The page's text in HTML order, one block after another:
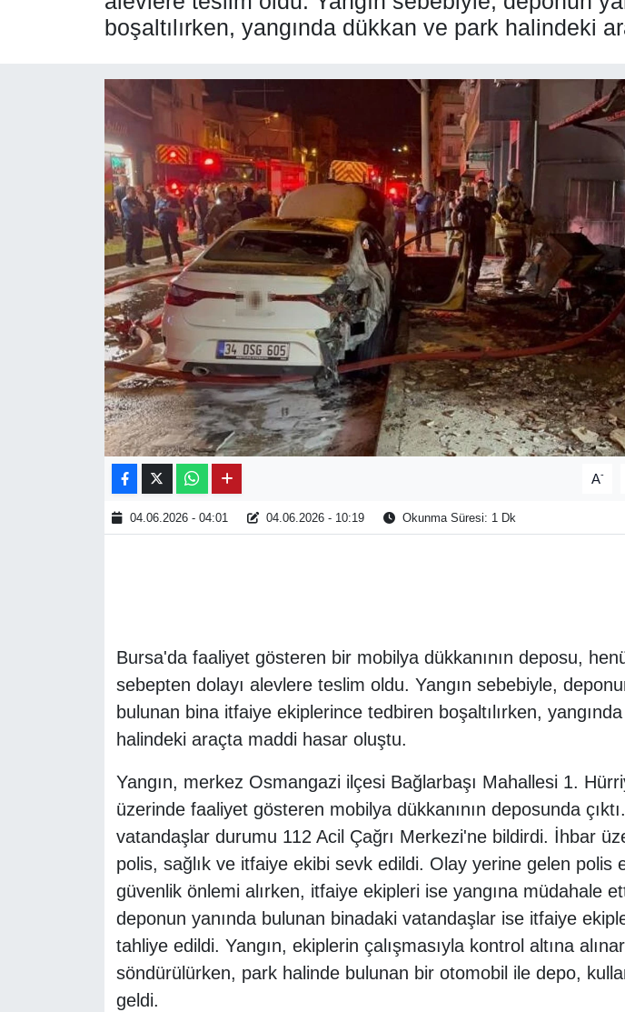
boşaltılırken, yangında dükkan ve park halindeki
A-
04.06.2026 - 04:01 04.06.2026 - 10:19 Okunma Süresi: 1 Dk
Bursa'da faaliyet gösteren bir mobilya dükkanının deposu,
sebepten dolayı alevlere teslim oldu. Yangın sebebiyle,
bulunan bina itfaiye ekiplerince tedbiren boşaltılırken,
halindeki araçta maddi hasar oluştu.
Yangın, merkez Osmangazi ilçesi Bağlarbaşı Mahallesi 1.
üzerinde faaliyet gösteren mobilya dükkanının deposunda
vatandaşlar durumu 112 Acil Çağrı Merkezi'ne bildirdi. İhbar
polis, sağlık ve itfaiye ekibi sevk edildi. Olay yerine gelen polis
güvenlik önlemi alırken, itfaiye ekipleri ise yangına müdahale
deponun yanında bulunan binadaki vatandaşlar ise itfaiye
tahliye edildi. Yangın, ekiplerin çalışmasıyla kontrol altına
söndürülürken, park halinde bulunan bir otomobil ile depo,
geldi.
ÇEVRE
YAŞAM
BİLİM - TEKNOLOJİ
KÜLTÜR SANAT
MAGAZİN